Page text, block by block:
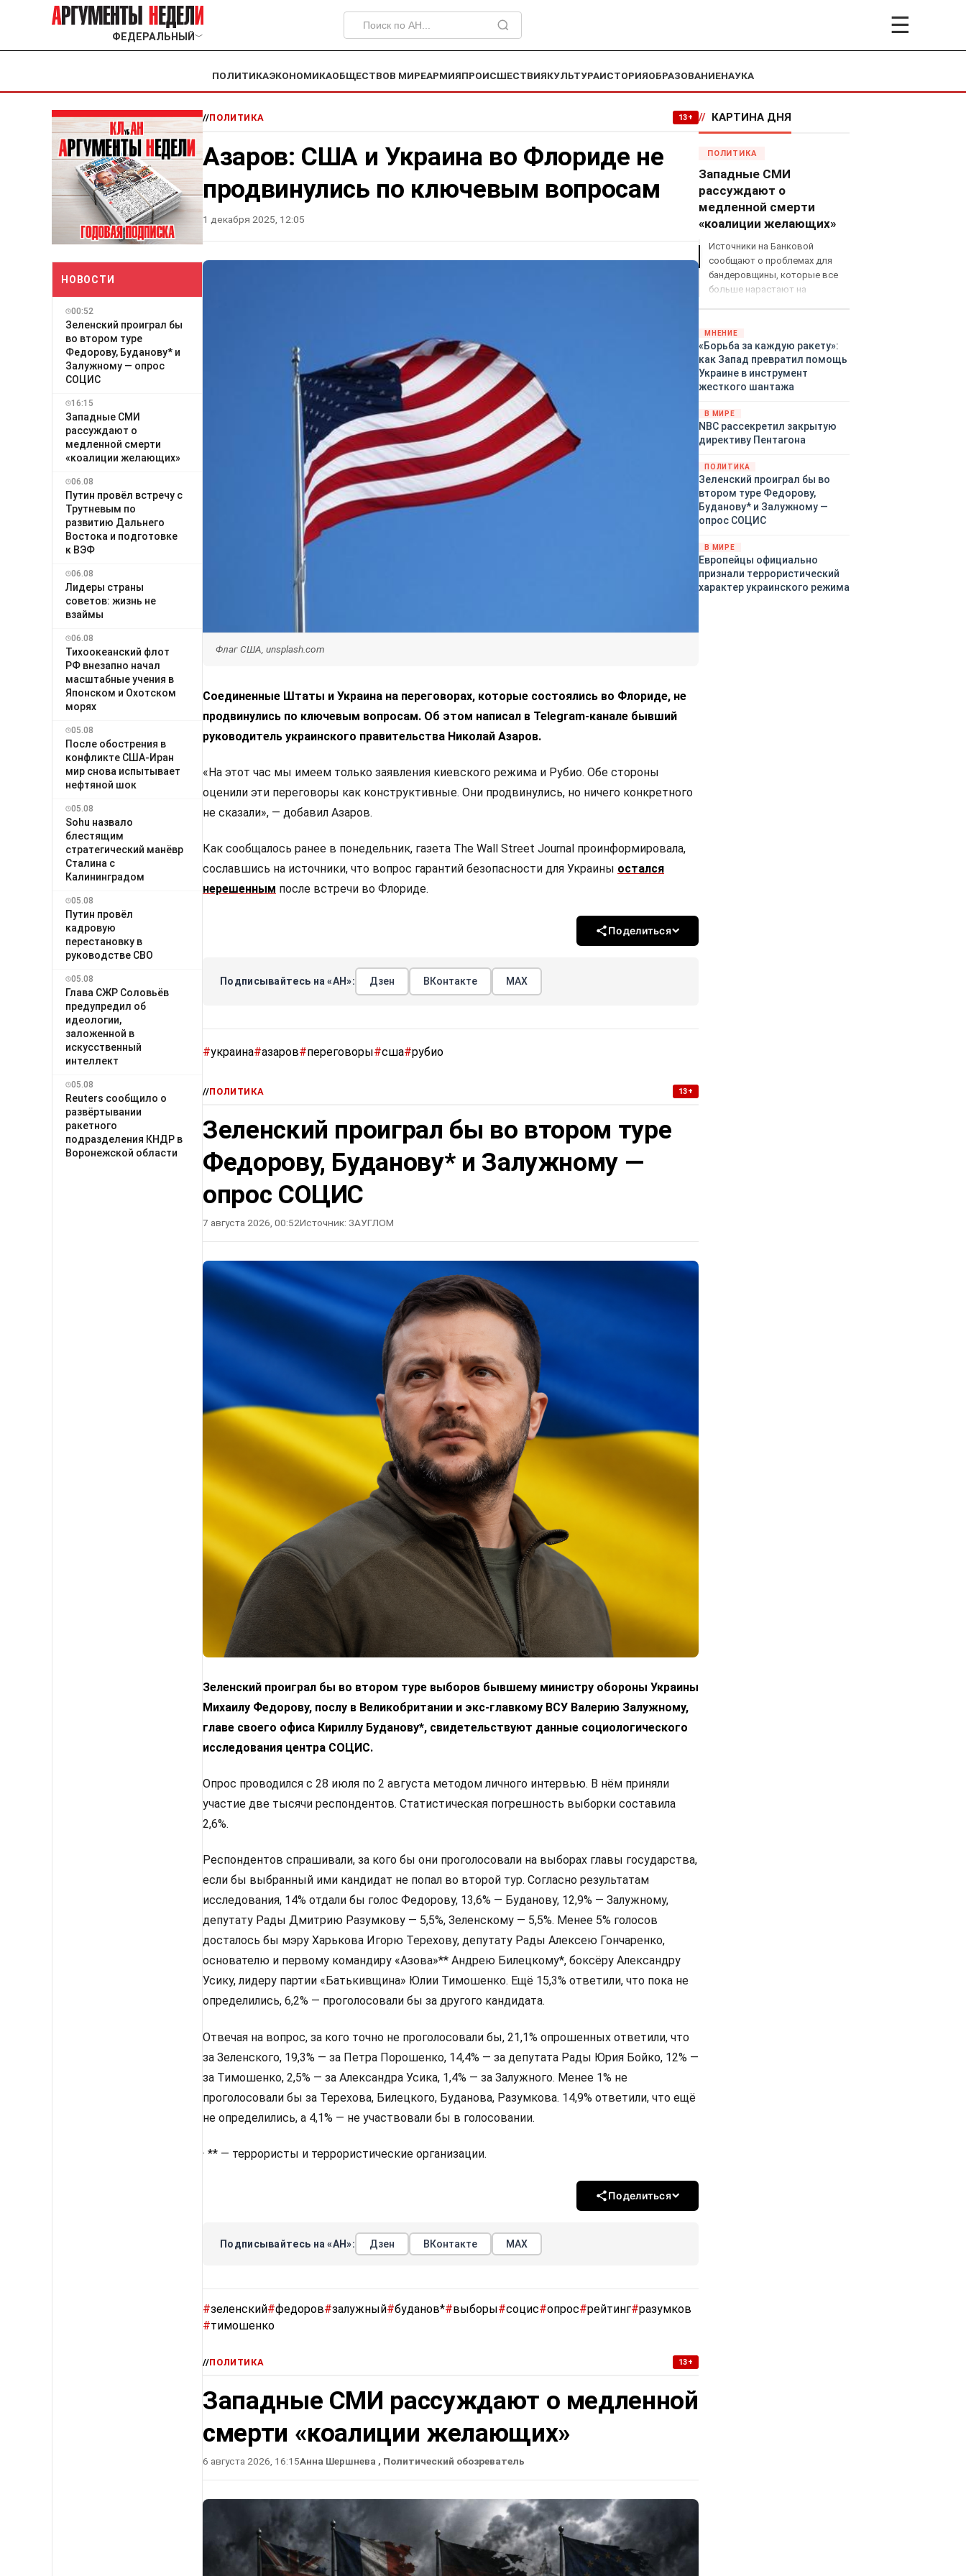
ФЕДЕРАЛЬНЫЙ ﹀ ☰
ПОЛИТИКАЭКОНОМИКАОБЩЕСТВОВ МИРЕАРМИЯПРОИСШЕСТВИЯКУЛЬТУРАИСТОРИЯОБРАЗОВАНИЕНАУКА
НОВОСТИ
00:52
Зеленский проиграл бы
во втором туре
Федорову, Буданову* и
Залужному — опрос
СОЦИС
16:15
Западные СМИ
рассуждают о
медленной смерти
«коалиции желающих»
06.08
Путин провёл встречу с
Трутневым по
развитию Дальнего
Востока и подготовке
к ВЭФ
06.08
Лидеры страны
советов: жизнь не
взаймы
06.08
Тихоокеанский флот
РФ внезапно начал
масштабные учения в
Японском и Охотском
морях
05.08
После обострения в
конфликте США-Иран
мир снова испытывает
нефтяной шок
05.08
Sohu назвало
блестящим
стратегический манёвр
Сталина с
Калининградом
05.08
Путин провёл
кадровую
перестановку в
руководстве СВО
05.08
Глава СЖР Соловьёв
предупредил об
идеологии,
заложенной в
искусственный
интеллект
05.08
Reuters сообщило о
развёртывании
ракетного
подразделения КНДР в
Воронежской области
//ПОЛИТИКА 13+
Азаров: США и Украина во Флориде не
продвинулись по ключевым вопросам
1 декабря 2025, 12:05
Флаг США, unsplash.com
Соединенные Штаты и Украина на переговорах, которые состоялись во Флориде, не
продвинулись по ключевым вопросам. Об этом написал в Telegram-канале бывший
руководитель украинского правительства Николай Азаров.
«На этот час мы имеем только заявления киевского режима и Рубио. Обе стороны
оценили эти переговоры как конструктивные. Они продвинулись, но ничего конкретного
не сказали», — добавил Азаров.
Как сообщалось ранее в понедельник, газета The Wall Street Journal проинформировала,
сославшись на источники, что вопрос гарантий безопасности для Украины остался
нерешенным после встречи во Флориде.
Поделиться
Подписывайтесь на «АН»: Дзен ВКонтакте МАХ
#украина#азаров#переговоры#сша#рубио
//ПОЛИТИКА 13+
Зеленский проиграл бы во втором туре
Федорову, Буданову* и Залужному —
опрос СОЦИС
7 августа 2026, 00:52Источник: ЗАУГЛОМ
Зеленский проиграл бы во втором туре выборов бывшему министру обороны Украины
Михаилу Федорову, послу в Великобритании и экс-главкому ВСУ Валерию Залужному,
главе своего офиса Кириллу Буданову*, свидетельствуют данные социологического
исследования центра СОЦИС.
Опрос проводился с 28 июля по 2 августа методом личного интервью. В нём приняли
участие две тысячи респондентов. Статистическая погрешность выборки составила
2,6%.
Респондентов спрашивали, за кого бы они проголосовали на выборах главы государства,
если бы выбранный ими кандидат не попал во второй тур. Согласно результатам
исследования, 14% отдали бы голос Федорову, 13,6% — Буданову, 12,9% — Залужному,
депутату Рады Дмитрию Разумкову — 5,5%, Зеленскому — 5,5%. Менее 5% голосов
досталось бы мэру Харькова Игорю Терехову, депутату Рады Алексею Гончаренко,
основателю и первому командиру «Азова»** Андрею Билецкому*, боксёру Александру
Усику, лидеру партии «Батькивщина» Юлии Тимошенко. Ещё 15,3% ответили, что пока не
определились, 6,2% — проголосовали бы за другого кандидата.
Отвечая на вопрос, за кого точно не проголосовали бы, 21,1% опрошенных ответили, что
за Зеленского, 19,3% — за Петра Порошенко, 14,4% — за депутата Рады Юрия Бойко, 12% —
за Тимошенко, 2,5% — за Александра Усика, 1,4% — за Залужного. Менее 1% не
проголосовали бы за Терехова, Билецкого, Буданова, Разумкова. 14,9% ответили, что ещё
не определились, а 4,1% — не участвовали бы в голосовании.
· ** — террористы и террористические организации.
Поделиться
Подписывайтесь на «АН»: Дзен ВКонтакте МАХ
#зеленский#федоров#залужный#буданов*#выборы#социс#опрос#рейтинг#разумков
#тимошенко
//ПОЛИТИКА 13+
Западные СМИ рассуждают о медленной
смерти «коалиции желающих»
6 августа 2026, 16:15Анна Шершнева , Политический обозреватель
// КАРТИНА ДНЯ
ПОЛИТИКА
Западные СМИ
рассуждают о
медленной смерти
«коалиции желающих»
Источники на Банковой
сообщают о проблемах для
бандеровщины, которые все
больше нарастают на
«страны 404» в следующем
году. Однако киевские
временщики не торопятся
заключать мир - ведь есть
поддержка в ЕС.
Британии и Германии, выборы
во Франции могут полностью
изменить геополитический
ландшафт в мире, пока
Зеленский ожидает выборов
в США.
МНЕНИЕ
«Борьба за каждую ракету»:
как Запад превратил помощь
Украине в инструмент
жесткого шантажа
В МИРЕ
NBC рассекретил закрытую
директиву Пентагона
ПОЛИТИКА
Зеленский проиграл бы во
втором туре Федорову,
Буданову* и Залужному —
опрос СОЦИС
В МИРЕ
Европейцы официально
признали террористический
характер украинского режима